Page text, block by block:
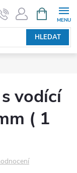
HLEDAT
NÁKUPNÍ
KOŠÍK
vodící
( 1